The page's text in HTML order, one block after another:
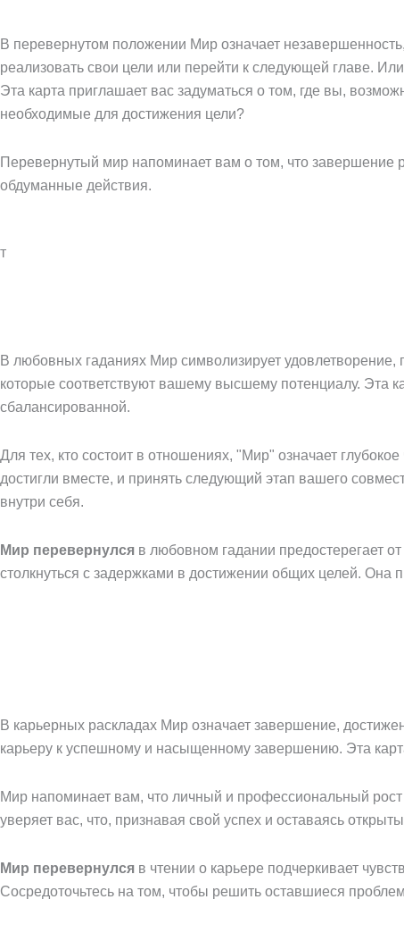
В перевернутом положении Мир означает
реализовать свои цели или перейти к следующей главе.
Эта карта приглашает вас задуматься о том, где вы,
необходимые для достижения цели?
Перевернутый мир напоминает вам о том, что завершение
обдуманные действия.
т
В любовных гаданиях Мир символизирует
которые соответствуют вашему высшему потенциалу. Эта
сбалансированной.
Для тех, кто состоит в отношениях, "Мир" означает
достигли вместе, и принять следующий этап вашего
внутри себя.
Мир перевернулся в любовном гадании предостерегает
столкнуться с задержками в достижении общих целей. Она
В карьерных раскладах Мир означает завершение,
карьеру к успешному и насыщенному завершению. Эта
Мир напоминает вам, что личный и профессиональный
уверяет вас, что, признавая свой успех и оставаясь
Мир перевернулся в чтении о карьере подчеркивает
Сосредоточьтесь на том, чтобы решить оставшиеся